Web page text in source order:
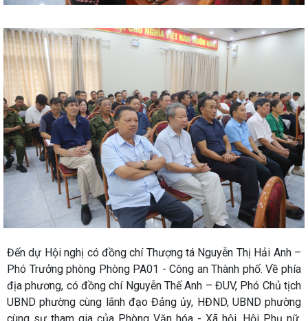
Đến dự Hội nghị có đồng chí Thượng tá Nguyễn Thị Hải Anh –
Phó Trưởng phòng Phòng PA01 - Công an Thành phố. Về phía
địa phương, có đồng chí Nguyễn Thế Anh – ĐUV, Phó Chủ tịch
UBND phường cùng lãnh đạo Đảng ủy, HĐND, UBND phường